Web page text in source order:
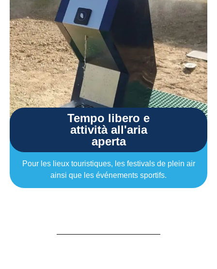
Tempo libero e
attività all'aria
aperta
Pour les lieux touristiques, les festivals de plein air
ainsi que les événements sportifs.